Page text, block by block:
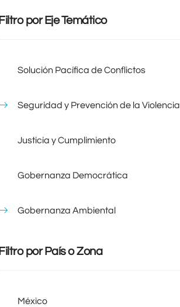
Filtro por Eje Temático
Solución Pacífica de Conflictos
Seguridad y Prevención de la Violencia
Justicia y Cumplimiento
Gobernanza Democrática
Gobernanza Ambiental
Filtro por País o Zona
México